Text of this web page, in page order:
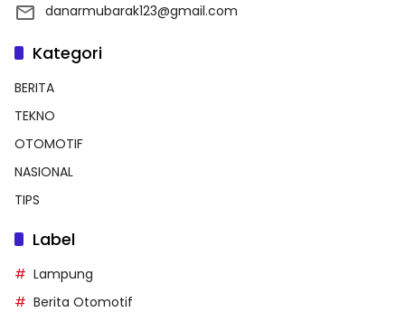
danarmubarak123@gmail.com
Kategori
BERITA
TEKNO
OTOMOTIF
NASIONAL
TIPS
Label
Lampung
Berita Otomotif